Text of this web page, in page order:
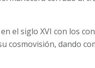
el siglo XVI con los
cosmovisión, dando